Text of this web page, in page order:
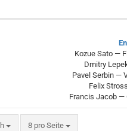
Kozue Sato —
Dmitry
Pavel Serbin —
Felix
Francis Jacob —
8 pro Seite
pro Seite